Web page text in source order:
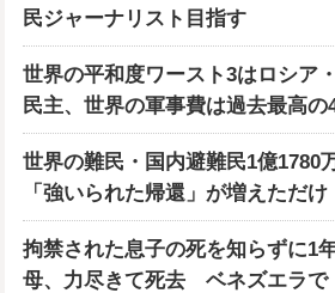
民ジャーナリスト目指す
世界の平和度ワースト3はロシア
民主、世界の軍事費は過去最高の
世界の難民・国内避難民1億1780
「強いられた帰還」が増えただけ
拘禁された息子の死を知らずに1
母、力尽きて死去 ベネズエラで